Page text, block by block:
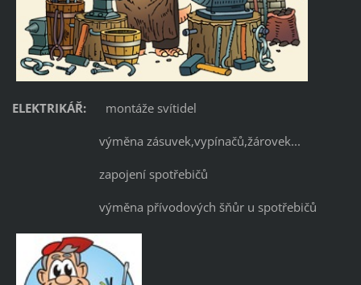
ELEKTRIKÁŘ:montáže svítidel
výměna zásuvek,vypínačů,žárovek...
zapojení spotřebičů
výměna přívodových šňůr u spotřebičů